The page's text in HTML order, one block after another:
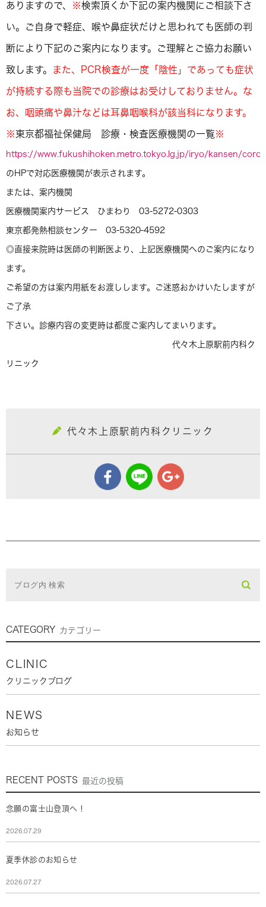
ありますので、 ※検索頂くか下記の案内機関にご相談下さ
い。ご自身で軽症、喉や鼻症状だけと思われても医師の判
断により下記のご案内になります。ご理解とご協力お願い
致します。 また、PCR検査が一度「陰性」であっても症状
が持続する際も当院での診療はお受けしておりません。な
お、咽頭痛や鼻汁などは耳鼻咽喉科が該当科になります。
※東京都福祉保健局 診療・検査医療機関の一覧※
https://www.fukushihoken.metro.tokyo.lg.jp/iryo/kansen/
のHPで対応医療機関が表示されます。
または、案内機関
医療機関案内サービス ひまわり 03-5272-0303
東京都発熱相談センター 03-5320-4592
◎直接来院時は医師の判断医より、上記医療機関へのご案内になり
ます。
ご希望の方は案内用紙をお渡しします。ご迷惑おかけいたしますが
ご了承
下さい。診療内容の変更時は都度ご案内してまいります。
代々木上原駅前内科ク
リニック
代々木上原駅前内科クリニック
CATEGORY カテゴリー
CLINIC
クリニックブログ
NEWS
お知らせ
RECENT POSTS 最近の投稿
念願の富士山登頂へ！
2026.07.29
夏季休診のお知らせ
2026.07.27